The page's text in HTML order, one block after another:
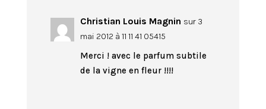
Christian Louis Magnin sur 3
mai 2012 à 11 11 41 05415
Merci ! avec le parfum subtile
de la vigne en fleur !!!!